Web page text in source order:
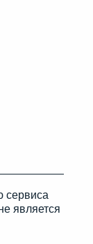
сервиса
является